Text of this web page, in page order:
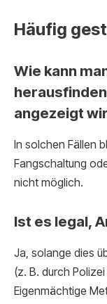
Häufig
Wie kann
angezeigt
In solchen Fällen
Fangschaltung
nicht möglich.
Ist es legal,
Ja, solange dies
(z. B. durch
Eigenmächtige